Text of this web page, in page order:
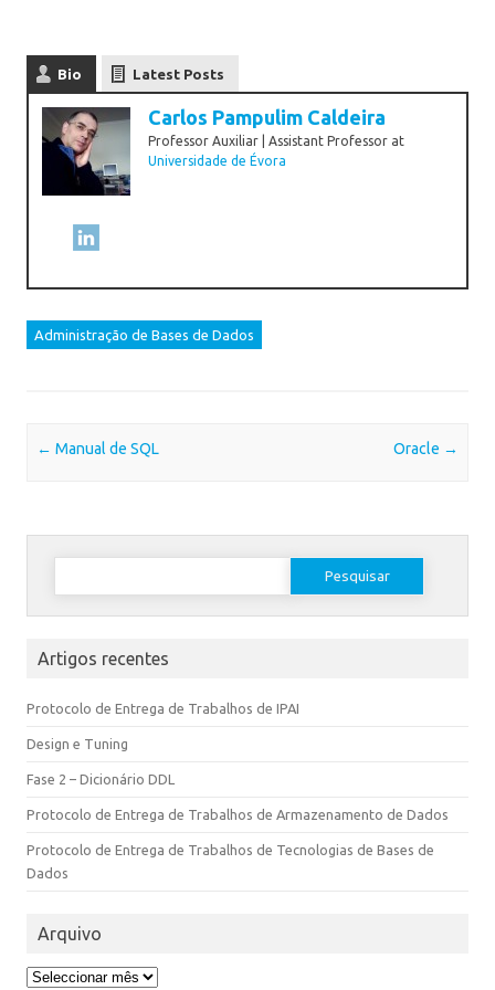
Bio Latest Posts
Carlos Pampulim Caldeira
Professor Auxiliar | Assistant Professor at
Universidade de Évora
Administração de Bases de Dados
Post navigation
← Manual de SQL Oracle →
Artigos recentes
Protocolo de Entrega de Trabalhos de IPAI
Design e Tuning
Fase 2 – Dicionário DDL
Protocolo de Entrega de Trabalhos de Armazenamento de Dados
Protocolo de Entrega de Trabalhos de Tecnologias de Bases de
Dados
Arquivo